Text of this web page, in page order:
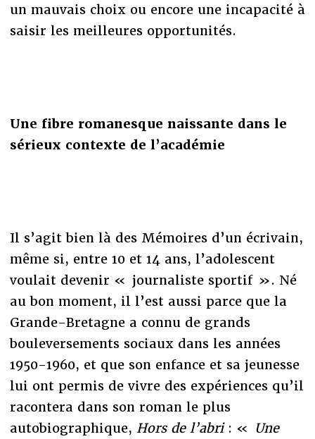
un mauvais choix ou encore une incapacité à
saisir les meilleures opportunités.
Une fibre romanesque naissante dans le
sérieux contexte de l’académie
Il s’agit bien là des Mémoires d’un écrivain,
même si, entre 10 et 14 ans, l’adolescent
voulait devenir « journaliste sportif ». Né
au bon moment, il l’est aussi parce que la
Grande-Bretagne a connu de grands
bouleversements sociaux dans les années
1950-1960, et que son enfance et sa jeunesse
lui ont permis de vivre des expériences qu’il
racontera dans son roman le plus
autobiographique, Hors de l’abri : « Une